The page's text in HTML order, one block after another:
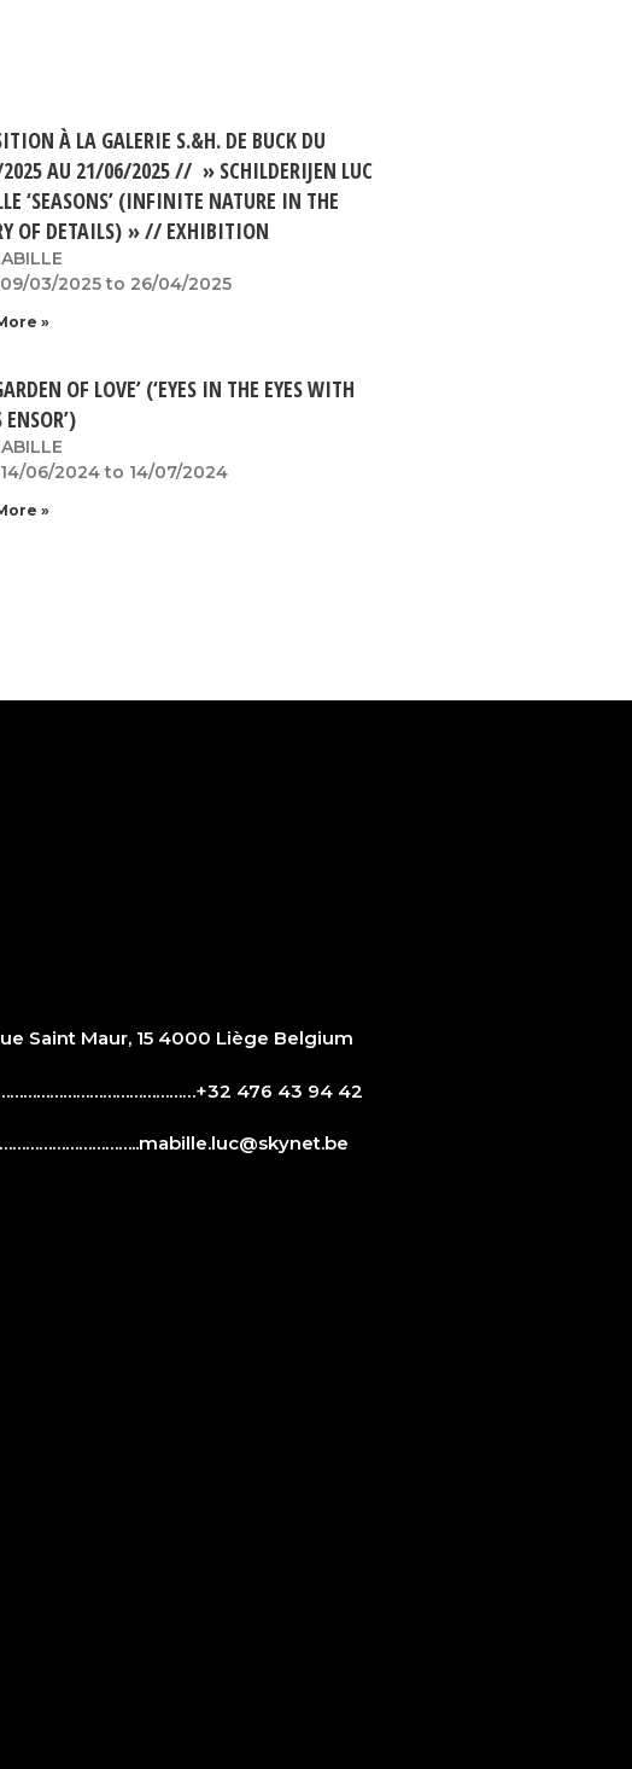
À LA GALERIE S.&H. DE BUCK DU
AU 21/06/2025 // » SCHILDERIJEN LUC
‘SEASONS’ (INFINITE NATURE IN THE
OF DETAILS) » // EXHIBITION
03/2025 to 26/04/2025
»
OF LOVE’ (‘EYES IN THE EYES WITH
06/2024 to 14/07/2024
»
Saint Maur, 15 4000 Liège Belgium
476 43 94 42
mabille.luc@skynet.be